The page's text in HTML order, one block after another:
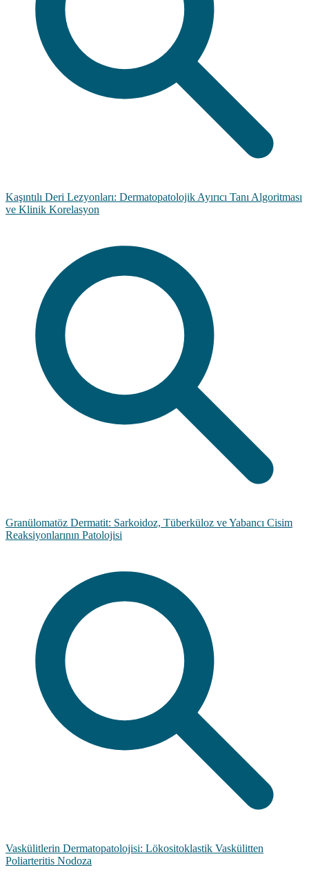
Kaşıntılı Deri Lezyonları: Dermatopatolojik Ayırıcı Tanı Algoritması
ve Klinik Korelasyon
Granülomatöz Dermatit: Sarkoidoz, Tüberküloz ve Yabancı Cisim
Reaksiyonlarının Patolojisi
Vaskülitlerin Dermatopatolojisi: Lökositoklastik Vaskülitten
Poliarteritis Nodoza